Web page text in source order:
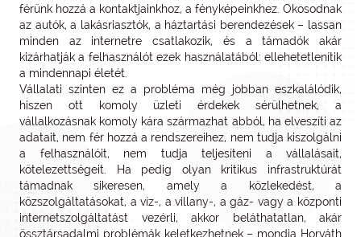
férünk hozzá a kontaktjainkhoz, a fényképeinkhez. Okosodnak
az autók, a lakásriasztók, a háztartási berendezések – lassan
minden az internetre csatlakozik, és a támadók akár
kizárhatják a felhasználót ezek használatából: ellehetetlenítik
a mindennapi életét.
Vállalati szinten ez a probléma még jobban eszkalálódik,
hiszen ott komoly üzleti érdekek sérülhetnek, a
vállalkozásnak komoly kára származhat abból, ha elveszíti az
adatait, nem fér hozzá a rendszereihez, nem tudja kiszolgálni
a felhasználóit, nem tudja teljesíteni a vállalásait,
kötelezettségeit. Ha pedig olyan kritikus infrastruktúrát
támadnak sikeresen, amely a közlekedést, a
közszolgáltatásokat, a víz-, a villany-, a gáz- vagy a központi
internetszolgáltatást vezérli, akkor beláthatatlan, akár
össztársadalmi problémák keletkezhetnek – mondja Horváth